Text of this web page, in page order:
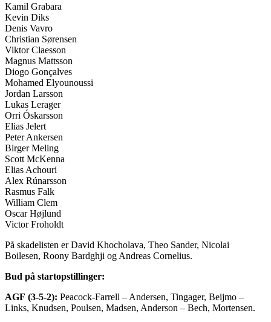
Kamil Grabara
Kevin Diks
Denis Vavro
Christian Sørensen
Viktor Claesson
Magnus Mattsson
Diogo Gonçalves
Mohamed Elyounoussi
Jordan Larsson
Lukas Lerager
Orri Óskarsson
Elias Jelert
Peter Ankersen
Birger Meling
Scott McKenna
Elias Achouri
Alex Rúnarsson
Rasmus Falk
William Clem
Oscar Højlund
Victor Froholdt
På skadelisten er David Khocholava, Theo Sander, Nicolai
Boilesen, Roony Bardghji og Andreas Cornelius.
Bud på startopstillinger:
AGF (3-5-2): Peacock-Farrell – Andersen, Tingager, Beijmo –
Links, Knudsen, Poulsen, Madsen, Anderson – Bech, Mortensen.